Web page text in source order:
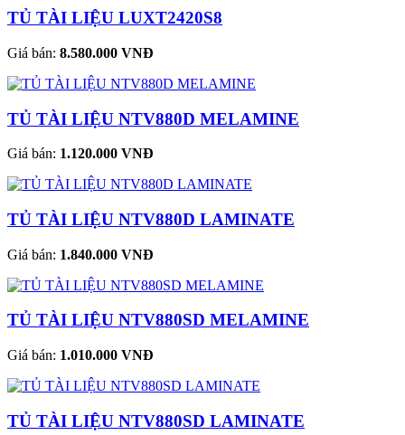
TỦ TÀI LIỆU LUXT2420S8
Giá bán: 8.580.000 VNĐ
TỦ TÀI LIỆU NTV880D MELAMINE
Giá bán: 1.120.000 VNĐ
TỦ TÀI LIỆU NTV880D LAMINATE
Giá bán: 1.840.000 VNĐ
TỦ TÀI LIỆU NTV880SD MELAMINE
Giá bán: 1.010.000 VNĐ
TỦ TÀI LIỆU NTV880SD LAMINATE